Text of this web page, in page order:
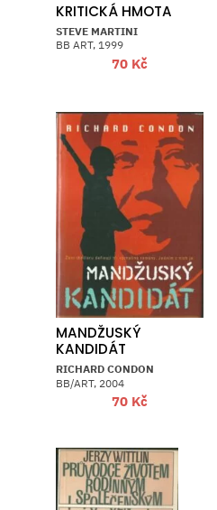
KRITICKÁ HMOTA
STEVE MARTINI
BB ART, 1999
70 Kč
MANDŽUSKÝ
KANDIDÁT
RICHARD CONDON
BB/ART, 2004
70 Kč